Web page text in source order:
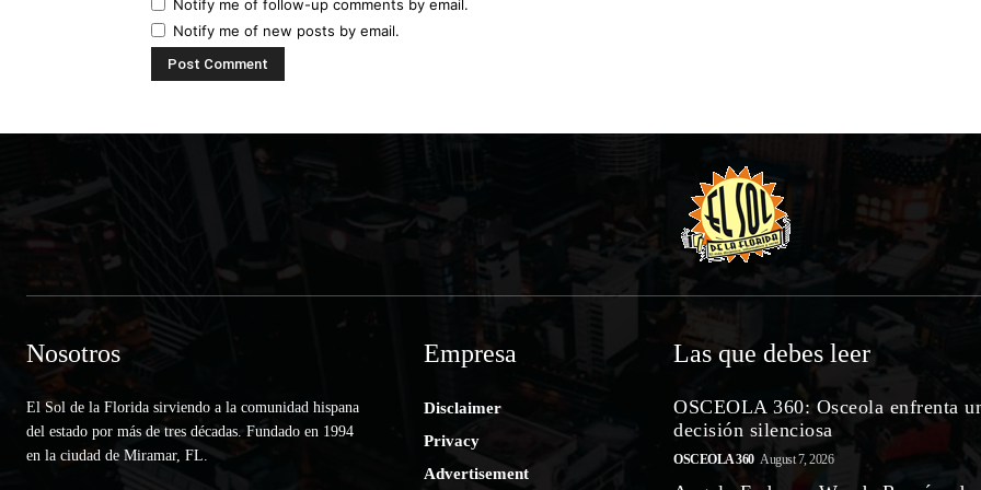
Notify me of follow-up comments by email.
Notify me of new posts by email.
Nosotros
El Sol de la Florida sirviendo a la comunidad hispana
del estado por más de tres décadas. Fundado en 1994
en la ciudad de Miramar, FL.
Empresa
Disclaimer
Privacy
Advertisement
Las que debes leer
OSCEOLA 360: Osceola enfrenta
decisión silenciosa
OSCEOLA 360 August 7, 2026